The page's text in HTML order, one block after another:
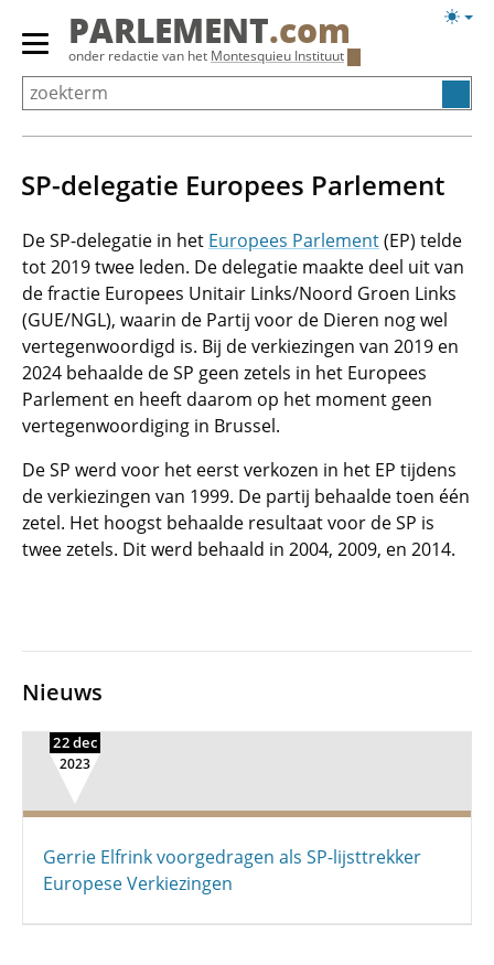
Overslaan
Primair
menu
tonen/verbergen
PARLEMENT.com
onder redactie van het Montesquieu Instituut
SP-delegatie Europees Parlement
De SP-delegatie in het Europees Parlement(EP) telde
tot 2019 twee leden. De delegatie maakte deel uit van
de fractie Europees Unitair Links/Noord Groen Links
(GUE/NGL), waarin de Partij voor de Dieren nog wel
vertegenwoordigd is. Bij de verkiezingen van 2019 en
2024 behaalde de SP geen zetels in het Europees
Parlement en heeft daarom op het moment geen
vertegenwoordiging in Brussel.
De SP werd voor het eerst verkozen in het EP tijdens
de verkiezingen van 1999. De partij behaalde toen één
zetel. Het hoogst behaalde resultaat voor de SP is
twee zetels. Dit werd behaald in 2004, 2009, en 2014.
Nieuws
22 dec
2023
Gerrie Elfrink voorgedragen als SP-lijsttrekker
Europese Verkiezingen